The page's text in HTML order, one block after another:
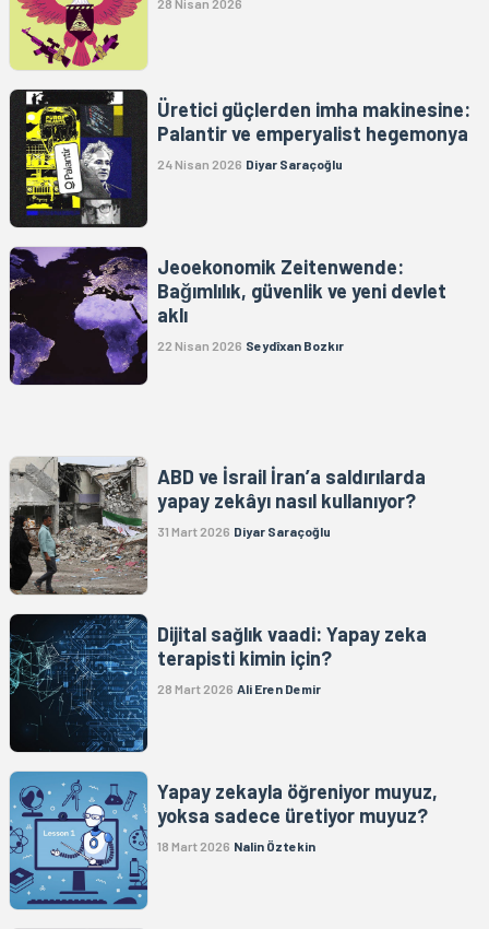
Üretici güçlerden imha makinesine:
Palantir ve emperyalist hegemonya
24 Nisan 2026 Diyar Saraçoğlu
Jeoekonomik Zeitenwende:
Bağımlılık, güvenlik ve yeni devlet
aklı
22 Nisan 2026 Seydîxan Bozkır
ABD ve İsrail İran’a saldırılarda
yapay zekâyı nasıl kullanıyor?
31 Mart 2026 Diyar Saraçoğlu
Dijital sağlık vaadi: Yapay zeka
terapisti kimin için?
28 Mart 2026 Ali Eren Demir
Yapay zekayla öğreniyor muyuz,
yoksa sadece üretiyor muyuz?
18 Mart 2026 Nalin Öztekin